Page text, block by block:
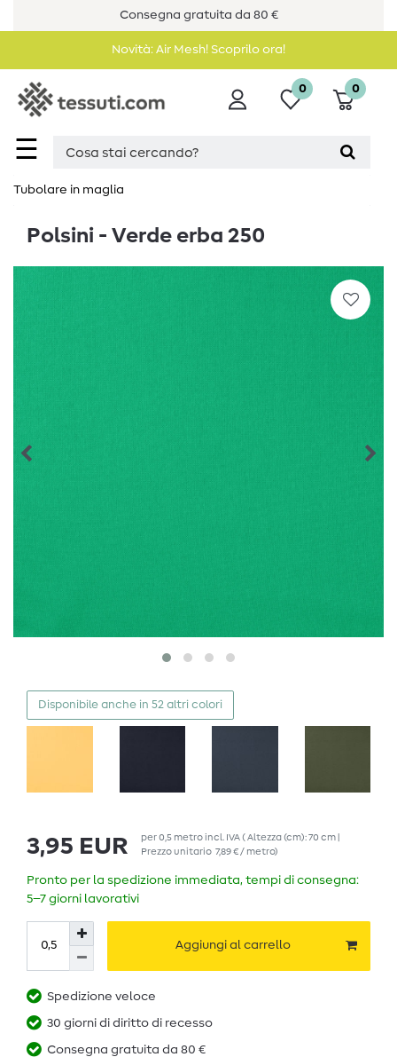
Consegna gratuita da 80 €
Novità: Air Mesh! Scoprilo ora!
☰
0 0
Tubolare in maglia
Polsini - Verde erba 250
Disponibile anche in 52 altri colori
3,95 EUR per0,5 metroincl. IVA( Altezza (cm): 70 cm |
Prezzo unitario 7,89 € / metro)
Pronto per la spedizione immediata, tempi di consegna:
5–7 giorni lavorativi
Aggiungi al carrello
Spedizione veloce
30 giorni di diritto di recesso
Consegna gratuita da 80 €